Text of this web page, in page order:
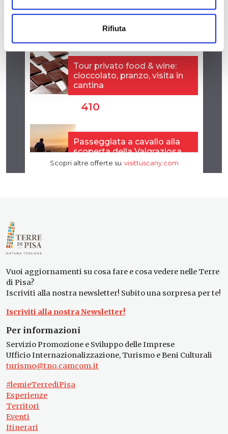
Rifiuta
Vuoi aggiornamenti su cosa fare e cosa vedere nelle Terre
di Pisa?
Iscriviti alla nostra newsletter! Subito una sorpresa per te!
Iscriviti alla nostra Newsletter!
Per informazioni
Servizio Promozione e Sviluppo delle Imprese
Ufficio Internazionalizzazione, Turismo e Beni Culturali
turismo@tno.camcom.it
#lemieTerrediPisa
Esperienze
Territori
Eventi
Itinerari